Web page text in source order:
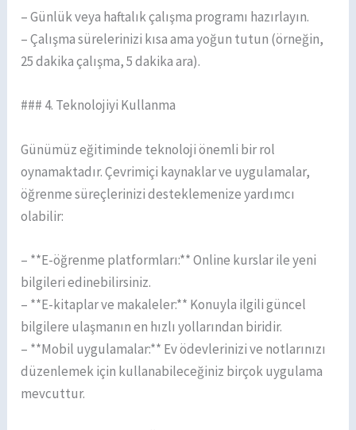
– Günlük veya haftalık çalışma programı hazırlayın.
– Çalışma sürelerinizi kısa ama yoğun tutun (örneğin,
25 dakika çalışma, 5 dakika ara).
### 4. Teknolojiyi Kullanma
Günümüz eğitiminde teknoloji önemli bir rol
oynamaktadır. Çevrimiçi kaynaklar ve uygulamalar,
öğrenme süreçlerinizi desteklemenize yardımcı
olabilir:
– **E-öğrenme platformları:** Online kurslar ile yeni
bilgileri edinebilirsiniz.
– **E-kitaplar ve makaleler:** Konuyla ilgili güncel
bilgilere ulaşmanın en hızlı yollarından biridir.
– **Mobil uygulamalar:** Ev ödevlerinizi ve notlarınızı
düzenlemek için kullanabileceğiniz birçok uygulama
mevcuttur.